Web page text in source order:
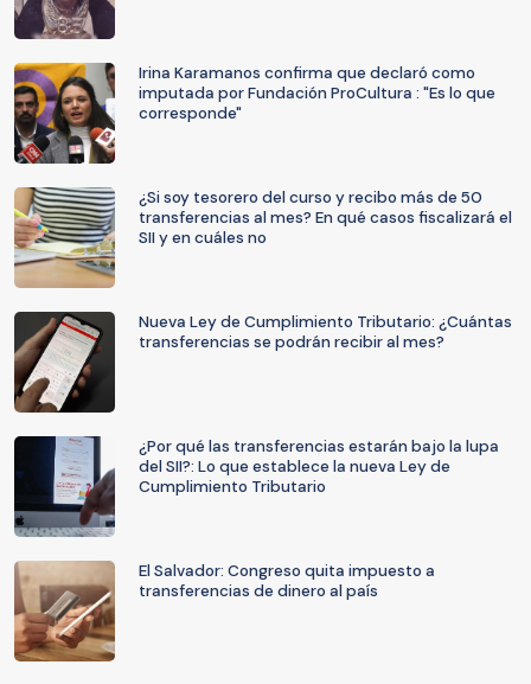
Irina Karamanos confirma que declaró como
imputada por Fundación ProCultura : "Es lo que
corresponde"
¿Si soy tesorero del curso y recibo más de 50
transferencias al mes? En qué casos fiscalizará el
SII y en cuáles no
Nueva Ley de Cumplimiento Tributario: ¿Cuántas
transferencias se podrán recibir al mes?
¿Por qué las transferencias estarán bajo la lupa
del SII?: Lo que establece la nueva Ley de
Cumplimiento Tributario
El Salvador: Congreso quita impuesto a
transferencias de dinero al país